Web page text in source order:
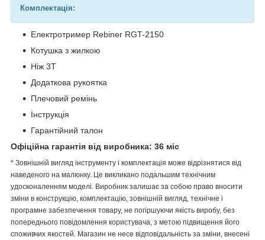
Комплектація:
Електротример Rebiner RGT-2150
Котушка з жилкою
Ніж 3Т
Додаткова рукоятка
Плечовий ремінь
Інструкція
Гарантійний талон
Офіційна гарантія від виробника: 36 міс
* Зовнішній вигляд інструменту і комплектація може відрізнятися від
наведеного на малюнку. Це викликано подальшим технічним
удосконаленням моделі. Виробник залишає за собою право вносити
зміни в конструкцію, комплектацію, зовнішній вигляд, технічне і
програмне забезпечення товару, не погіршуючи якість виробу, без
попереднього повідомлення користувача, з метою підвищення його
споживчих якостей. Магазин не несе відповідальність за зміни, внесені